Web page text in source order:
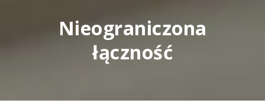
Nieograniczona
łączność